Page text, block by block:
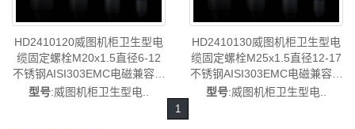
HD2410120威图机柜卫生型电
缆固定螺栓M20x1.5直径6-12
不锈钢AISI303EMC电磁兼容已
停产代替代型号
型号:威图机柜卫生型电..
HD2410130威图机柜卫生型电
缆固定螺栓M25x1.5直径12-17
不锈钢AISI303EMC电磁兼容已
停产替代型号
型号:威图机柜卫生型电..
1